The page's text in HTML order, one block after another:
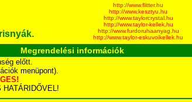
http://www.flitter.hu
http://www.kesztyu.hu
http://www.taylorcrystal.hu
http://www.taylor-kellek.hu
http://www.furdoruhaanyag.hu
http://www.taylor-eskuvoikellek.hu
Megrendelési információk
előtt.
menüpont).
HATÁRIDŐVEL!